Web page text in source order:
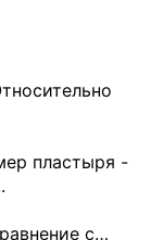
пластыря -
с…